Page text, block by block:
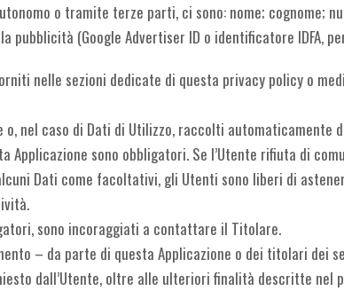
o tramite terze parti, ci sono: nome;
(Google Advertiser ID o identificatore IDFA,
nelle sezioni dedicate di questa privacy policy o
nel caso di Dati di Utilizzo, raccolti automaticamente
sono obbligatori. Se l’Utente rifiuta di
Dati come facoltativi, gli Utenti sono liberi di
sono incoraggiati a contattare il Titolare.
– da parte di questa Applicazione o dei titolari dei
dall’Utente, oltre alle ulteriori finalità descritte nel